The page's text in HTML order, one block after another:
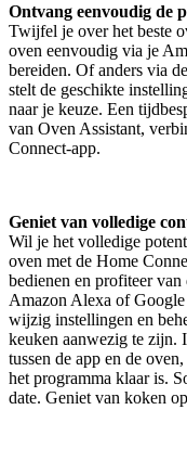
Ontvang eenvoudig de
Twijfel je over het beste
oven eenvoudig via je
bereiden. Of anders via
stelt de geschikte
naar je keuze. Een
van Oven Assistant,
Connect-app.
Geniet van volledige
Wil je het volledige
oven met de Home
bedienen en profiteer
Amazon Alexa of Google
wijzig instellingen en
keuken aanwezig te zijn.
tussen de app en de
het programma klaar is.
date. Geniet van koken